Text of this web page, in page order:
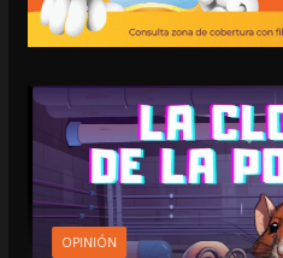
OPINIÓN